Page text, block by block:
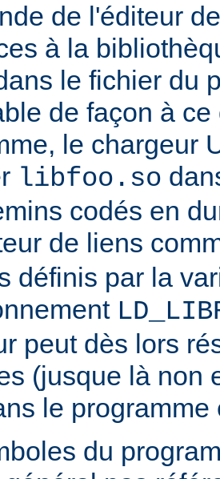
de l'éditeur
à la
le fichier du
de façon à
le chargeur
libfoo.so
codés en
de liens
définis par la
peut dès lors
(jusque là non
le programme
du